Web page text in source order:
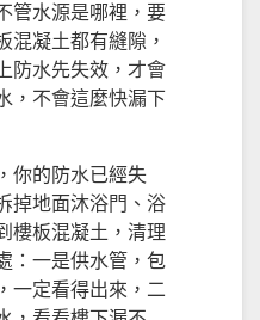
管水源是哪裡，要
混凝土都有縫隙，
防水先失效，才會
，不會這麼快漏下
你的防水已經失
掉地面沐浴門、浴
樓板混凝土，清理
：一是供水管，包
一定看得出來，二